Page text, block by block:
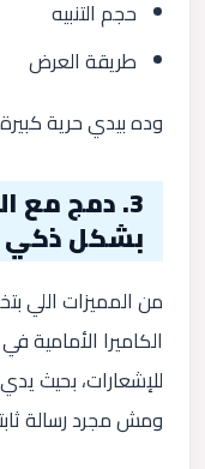
حجم التنبيه
طريقة العرض
وده بيدي حرية
3. دمج مع
بشكل ذكي
من المميزات اللي
الكاميرا الأمامية
للإشعارات، بحيث
ومش مجرد رسالة